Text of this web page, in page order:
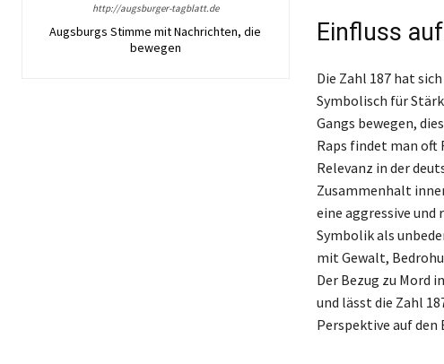
http://augsburger-tagblatt.de
Augsburgs Stimme mit Nachrichten, die
bewegen
Einfluss
Die Zahl 187 hat
Symbolisch für
Gangs bewegen,
Raps findet man oft
Relevanz in der
Zusammenhalt
eine aggressive und
Symbolik als
mit Gewalt,
Der Bezug zu Mord
und lässt die Zahl
Perspektive auf den